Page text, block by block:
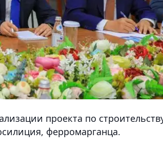
проекта по
ферромарганца.